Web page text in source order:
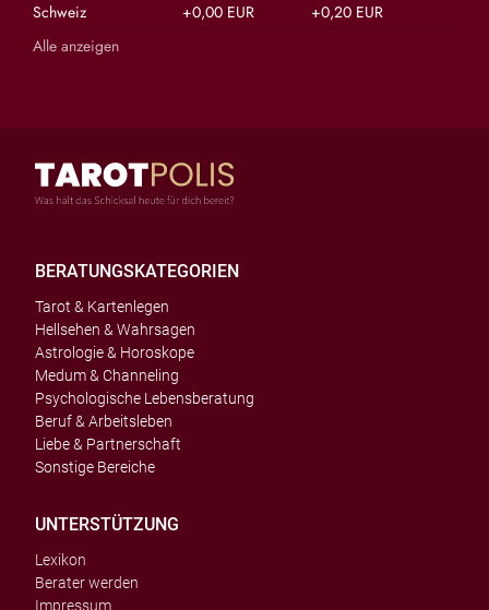
Schweiz
+0,00 EUR
+0,20 EUR
Alle anzeigen
BERATUNGSKATEGORIEN
Tarot & Kartenlegen
Hellsehen & Wahrsagen
Astrologie & Horoskope
Medum & Channeling
Psychologische Lebensberatung
Beruf & Arbeitsleben
Liebe & Partnerschaft
Sonstige Bereiche
UNTERSTÜTZUNG
Lexikon
Berater werden
Impressum